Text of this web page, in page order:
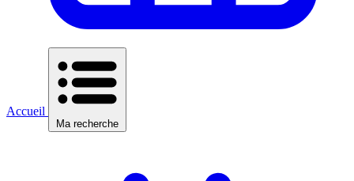
Accueil
Ma recherche